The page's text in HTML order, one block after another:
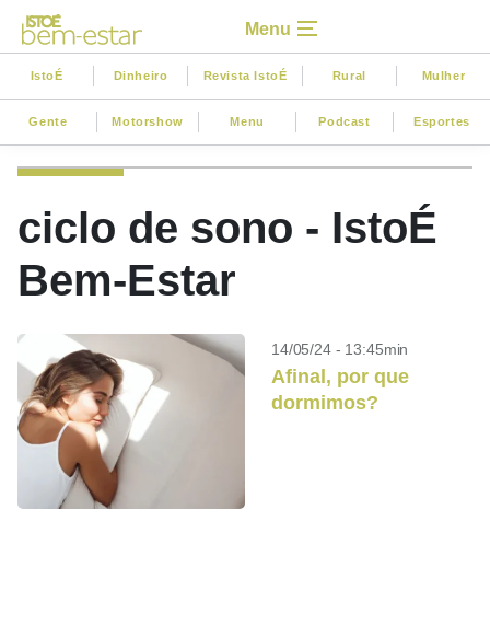
Menu
IstoÉ Dinheiro Revista IstoÉ Rural Mulher
Gente Motorshow Menu Podcast Esportes
ciclo de sono - IstoÉ
Bem-Estar
14/05/24 - 13:45min
Afinal, por que
dormimos?